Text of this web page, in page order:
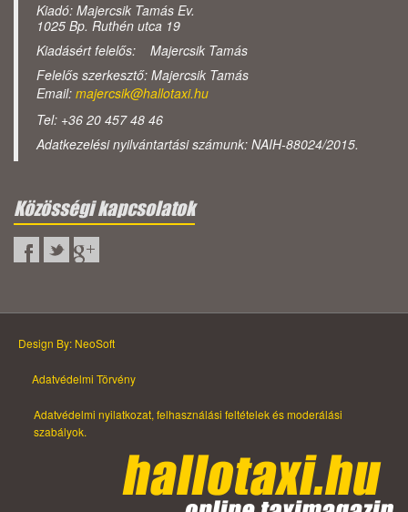
Kiadó: Majercsik Tamás Ev.
1025 Bp. Ruthén utca 19
Kiadásért felelős: Majercsik Tamás
Felelős szerkesztő: Majercsik Tamás
Email: majercsik@hallotaxi.hu
Tel: +36 20 457 48 46
Adatkezelési nyilvántartási számunk: NAIH-88024/2015.
Közösségi kapcsolatok
Design By: NeoSoft
Adatvédelmi Törvény
Adatvédelmi nyilatkozat, felhasználási feltételek és moderálási
szabályok.